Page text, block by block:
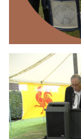
Branding
ARMCHAIR